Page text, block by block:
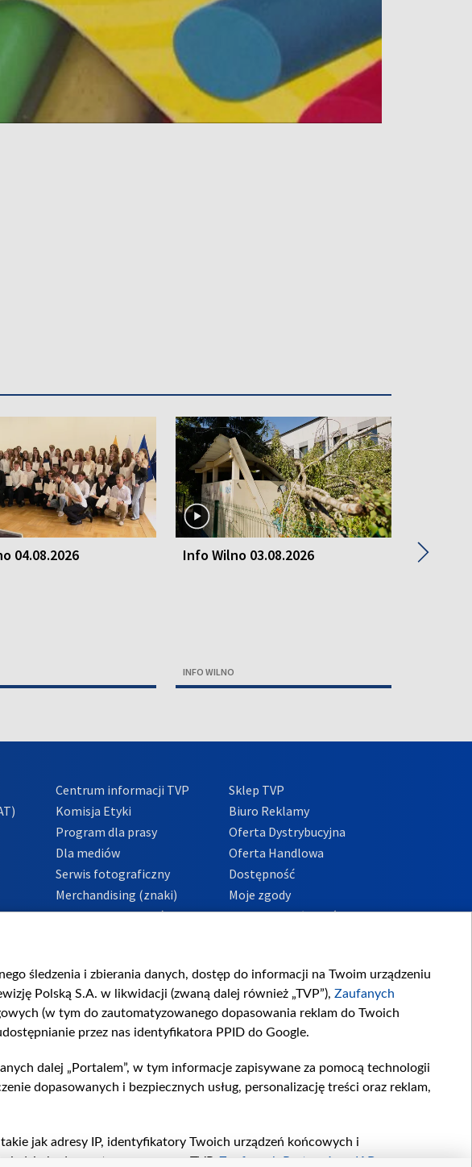
04.08.2026 Info Wilno 03.08.2026
INFO WILNO
Info
▶
Centrum informacji TVP
Komisja Etyki
Program dla prasy
Dla mediów
Serwis fotograficzny
Merchandising (znaki)
Polityka Prywatności
Sklep TVP
Biuro Reklamy
Oferta Dystrybucyjna
Oferta Handlowa
Dostępność
Moje zgody
Procedura zgłoszeń
śledzenia i zbierania danych, dostęp do informacji na Twoim urządzeniu
Polską S.A. w likwidacji (zwaną dalej również „TVP”), Zaufanych
(w tym do zautomatyzowanego dopasowania reklam do Twoich
przez nas identyfikatora PPID do Google.
dalej „Portalem”, w tym informacje zapisywane za pomocą technologii
dopasowanych i bezpiecznych usług, personalizację treści oraz reklam,
jak adresy IP, identyfikatory Twoich urządzeń końcowych i
będą przetwarzane przez TVP, Zaufanych Partnerów z IAB